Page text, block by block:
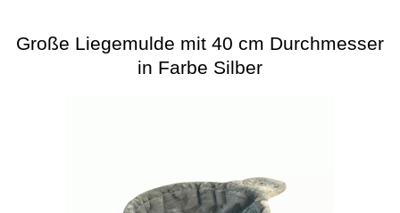
Große Liegemulde mit 40 cm Durchmesser
in Farbe Silber